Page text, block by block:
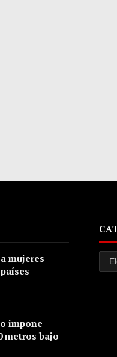
mujeres
impone
metros bajo